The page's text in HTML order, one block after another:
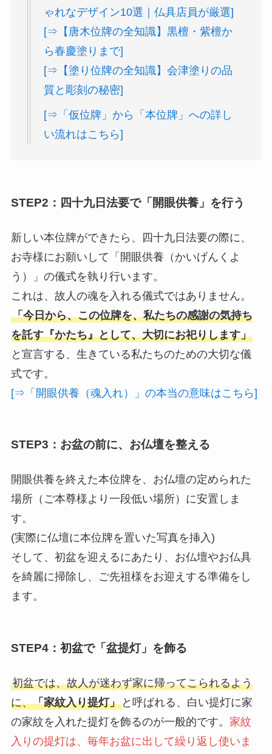
ゃれなデザイン10選｜仏具店員が厳選]
[⇒【唐木位牌の全知識】黒檀・紫檀か
ら春慶塗りまで]
[⇒【塗り位牌の全知識】会津塗りの品
質と彫刻の秘密]
[⇒「仮位牌」から「本位牌」への詳し
い流れはこちら]
STEP2：四十九日法要で「開眼供養」を行う
新しい本位牌ができたら、四十九日法要の際に、
お寺様にお願いして「開眼供養（かいげんくよ
う）」の儀式を執り行います。
これは、故人の魂を入れる儀式ではありません。
「今日から、この位牌を、私たちの感謝の気持ち
を託す『かたち』として、大切にお祀りします」
と宣言する、生きている私たちのための大切な儀
式です。
[⇒「開眼供養（魂入れ）」の本当の意味はこちら]
STEP3：お盆の前に、お仏壇を整える
開眼供養を終えた本位牌を、お仏壇の定められた
場所（ご本尊様より一段低い場所）に安置しま
す。
(実際に仏壇に本位牌を置いた写真を挿入)
そして、初盆を迎えるにあたり、お仏壇やお仏具
を綺麗に掃除し、ご先祖様をお迎えする準備をし
ます。
STEP4：初盆で「盆提灯」を飾る
初盆では、故人が迷わず家に帰ってこられるよう
に、「家紋入り提灯」と呼ばれる、白い提灯に家
の家紋を入れた提灯を飾るのが一般的です。 家紋
入りの提灯は、毎年お盆に出して繰り返し使いま